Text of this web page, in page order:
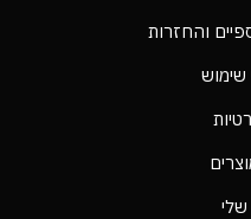
והחזרות
שימוש